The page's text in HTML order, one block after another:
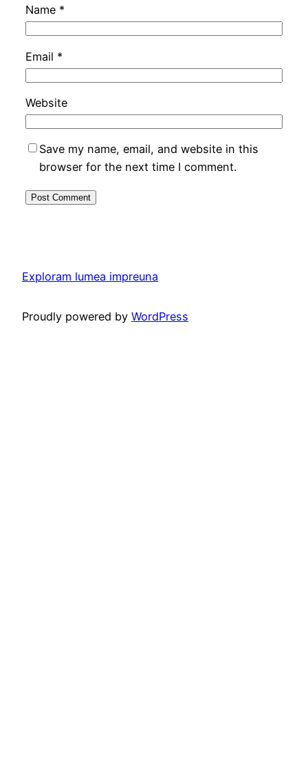
Name *
Email *
Website
Save my name, email, and website in this
browser for the next time I comment.
Exploram lumea impreuna
Proudly powered by WordPress